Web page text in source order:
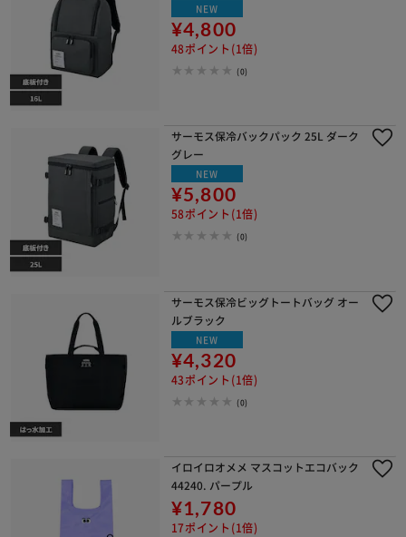
NEW
¥4,800
48ポイント(1倍)
(0)
サーモス保冷バックパック 25L ダーク
グレー
NEW
¥5,800
58ポイント(1倍)
(0)
サーモス保冷ビッグトートバッグ オー
ルブラック
NEW
¥4,320
43ポイント(1倍)
(0)
イロイロオメメ マスコットエコバック
44240. パープル
¥1,780
17ポイント(1倍)